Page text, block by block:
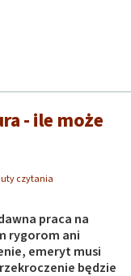
- ile może
czytania
praca na
rygorom ani
emeryt musi
będzie